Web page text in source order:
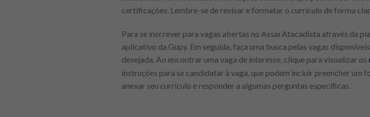
certificações. Lembre-se de revisar e formatar o currículo de forma
Para se inscrever para vagas abertas no Assaí Atacadista através da
aplicativo da Gupy. Em seguida, faça uma busca pelas vagas
desejada. Ao encontrar uma vaga de interesse, clique para visualizar os
instruções para se candidatar à vaga, que podem incluir preencher um
anexar seu currículo e responder a algumas perguntas específicas.